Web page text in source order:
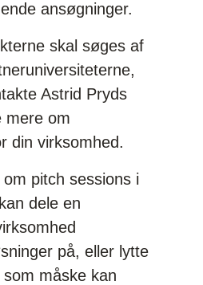
ansøgninger.
skal søges af
Astrid Pryds
mere om
din virksomhed.
pitch sessions i
dele en
på, eller lytte
måske kan